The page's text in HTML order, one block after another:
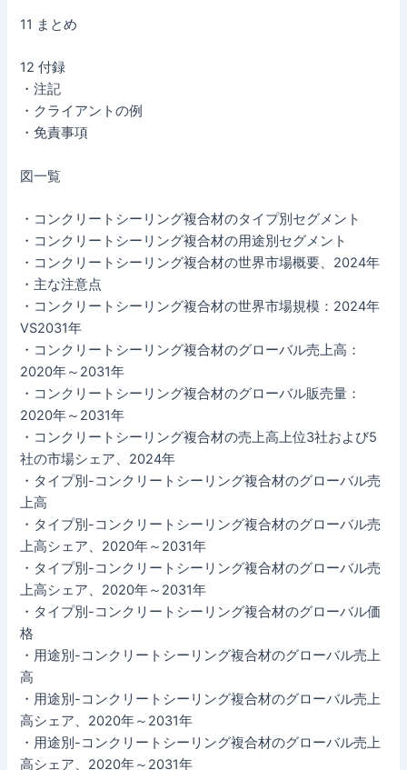
11 まとめ
12 付録
・注記
・クライアントの例
・免責事項
図一覧
・コンクリートシーリング複合材のタイプ別セグメント
・コンクリートシーリング複合材の用途別セグメント
・コンクリートシーリング複合材の世界市場概要、2024年
・主な注意点
・コンクリートシーリング複合材の世界市場規模：2024年
VS2031年
・コンクリートシーリング複合材のグローバル売上高：
2020年～2031年
・コンクリートシーリング複合材のグローバル販売量：
2020年～2031年
・コンクリートシーリング複合材の売上高上位3社および5
社の市場シェア、2024年
・タイプ別-コンクリートシーリング複合材のグローバル売
上高
・タイプ別-コンクリートシーリング複合材のグローバル売
上高シェア、2020年～2031年
・タイプ別-コンクリートシーリング複合材のグローバル売
上高シェア、2020年～2031年
・タイプ別-コンクリートシーリング複合材のグローバル価
格
・用途別-コンクリートシーリング複合材のグローバル売上
高
・用途別-コンクリートシーリング複合材のグローバル売上
高シェア、2020年～2031年
・用途別-コンクリートシーリング複合材のグローバル売上
高シェア、2020年～2031年